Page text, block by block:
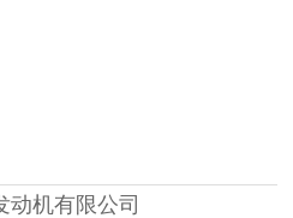
动机有限公司